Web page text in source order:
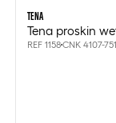
TENA
Tena proskin
REF 1158CNK 4107-751